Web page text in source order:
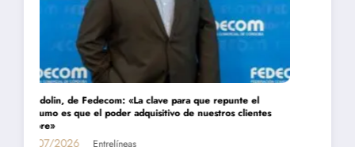
Daniel Montamat: «Todavía pagamos el costo del populismo
energético con los cortes de gas»
01/07/2026 Entrelíneas